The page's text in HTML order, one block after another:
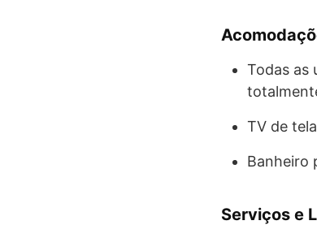
Todas as
TV de
Banheiro
Serviços e